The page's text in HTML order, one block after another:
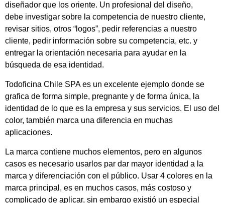
diseñador que los oriente. Un profesional del diseño,
debe investigar sobre la competencia de nuestro cliente,
revisar sitios, otros “logos”, pedir referencias a nuestro
cliente, pedir información sobre su competencia, etc. y
entregar la orientación necesaria para ayudar en la
búsqueda de esa identidad.
Todoficina Chile SPA es un excelente ejemplo donde se
grafica de forma simple, pregnante y de forma única, la
identidad de lo que es la empresa y sus servicios. El uso del
color, también marca una diferencia en muchas
aplicaciones.
La marca contiene muchos elementos, pero en algunos
casos es necesario usarlos par dar mayor identidad a la
marca y diferenciación con el público. Usar 4 colores en la
marca principal, es en muchos casos, más costoso y
complicado de aplicar, sin embargo existió un especial